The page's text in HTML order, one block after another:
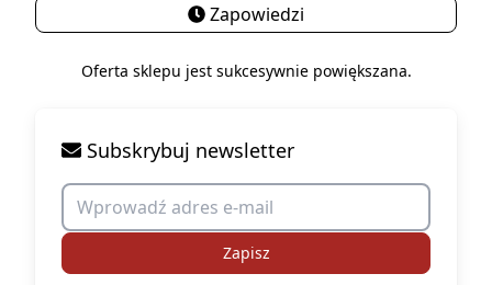
Zapowiedzi
Oferta sklepu jest sukcesywnie powiększana.
Subskrybuj newsletter
Zapisz